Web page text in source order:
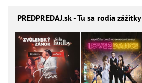
PREDPREDAJ.sk - Tu sa rodia zážitky